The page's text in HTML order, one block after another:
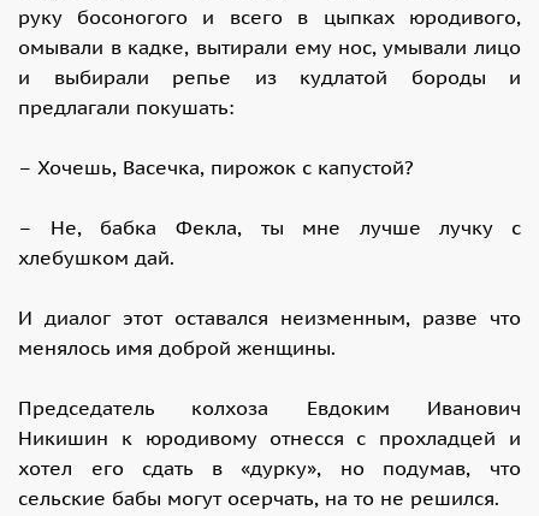
руку босоногого и всего в цыпках юродивого,
омывали в кадке, вытирали ему нос, умывали лицо
и выбирали репье из кудлатой бороды и
предлагали покушать:
– Хочешь, Васечка, пирожок с капустой?
– Не, бабка Фекла, ты мне лучше лучку с
хлебушком дай.
И диалог этот оставался неизменным, разве что
менялось имя доброй женщины.
Председатель колхоза Евдоким Иванович
Никишин к юродивому отнесся с прохладцей и
хотел его сдать в «дурку», но подумав, что
сельские бабы могут осерчать, на то не решился.